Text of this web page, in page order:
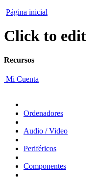
Página inicial
Click to edit
Recursos
Mi Cuenta
Ordenadores
Audio / Video
Periféricos
Componentes